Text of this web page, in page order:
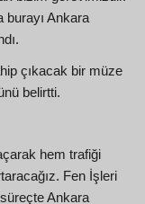
burayı Ankara
çıkacak bir müze
belirtti.
hem trafiği
Fen İşleri
Ankara